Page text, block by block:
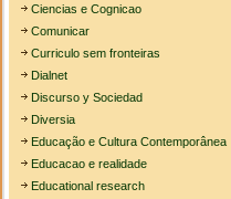
Ciencias e Cognicao
Comunicar
Curriculo sem fronteiras
Dialnet
Discurso y Sociedad
Diversia
Educação e Cultura Contemporânea
Educacao e realidade
Educational research